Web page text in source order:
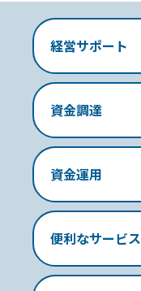
経営サポート
資金調達
資金運用
便利なサービス